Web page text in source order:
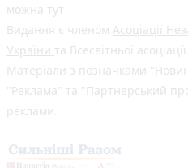
можна тут
Видання є членом Асоціації
України та Всесвітньої
Матеріали з позначками
"Реклама" та "Партнерський
реклами.